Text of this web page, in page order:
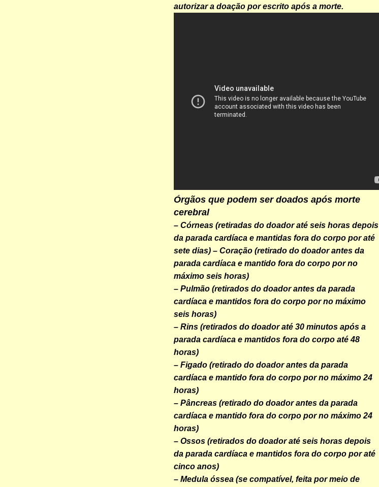
autorizar a doação por escrito após a morte.
Órgãos que podem ser doados após morte
cerebral
– Córneas (retiradas do doador até seis horas depois
da parada cardíaca e mantidas fora do corpo por até
sete dias) – Coração (retirado do doador antes da
parada cardíaca e mantido fora do corpo por no
máximo seis horas)
– Pulmão (retirados do doador antes da parada
cardíaca e mantidos fora do corpo por no máximo
seis horas)
– Rins (retirados do doador até 30 minutos após a
parada cardíaca e mantidos fora do corpo até 48
horas)
– Figado (retirado do doador antes da parada
cardíaca e mantido fora do corpo por no máximo 24
horas)
– Pâncreas (retirado do doador antes da parada
cardíaca e mantido fora do corpo por no máximo 24
horas)
– Ossos (retirados do doador até seis horas depois
da parada cardíaca e mantidos fora do corpo por até
cinco anos)
– Medula óssea (se compatível, feita por meio de